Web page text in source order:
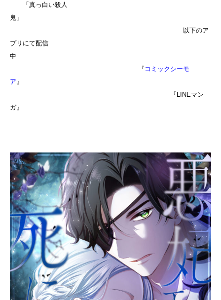
「真っ白い殺人
鬼」
以下のア
プリにて配信
中
『 コミックシーモ
ア 』
『LINEマン
ガ』